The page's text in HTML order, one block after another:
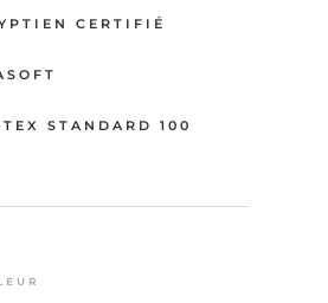
CERTIFIÉ
STANDARD 100